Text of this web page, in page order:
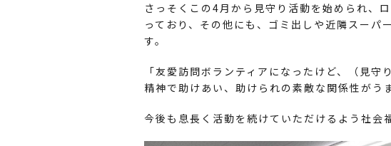
さっそくこの4月から見守り活動を始められ、
っており、その他にも、ゴミ出しや近隣スー
す。
「友愛訪問ボランティアになったけど、（見
精神で助けあい、助けられの素敵な関係性がう
今後も息長く活動を続けていただけるよう社会